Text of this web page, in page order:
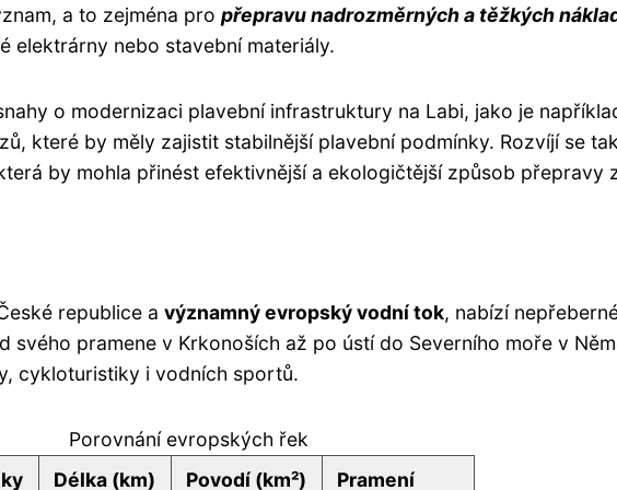
a to zejména pro přepravu nadrozměrných a těžkých
elektrárny nebo stavební materiály.
o modernizaci plavební infrastruktury na Labi, jako je
které by měly zajistit stabilnější plavební podmínky. Rozvíjí se
by mohla přinést efektivnější a ekologičtější způsob přepravy
republice a významný evropský vodní tok, nabízí
svého pramene v Krkonoších až po ústí do Severního moře v
cykloturistiky i vodních sportů.
Porovnání evropských řek
Délka (km) Povodí (km²) Pramení